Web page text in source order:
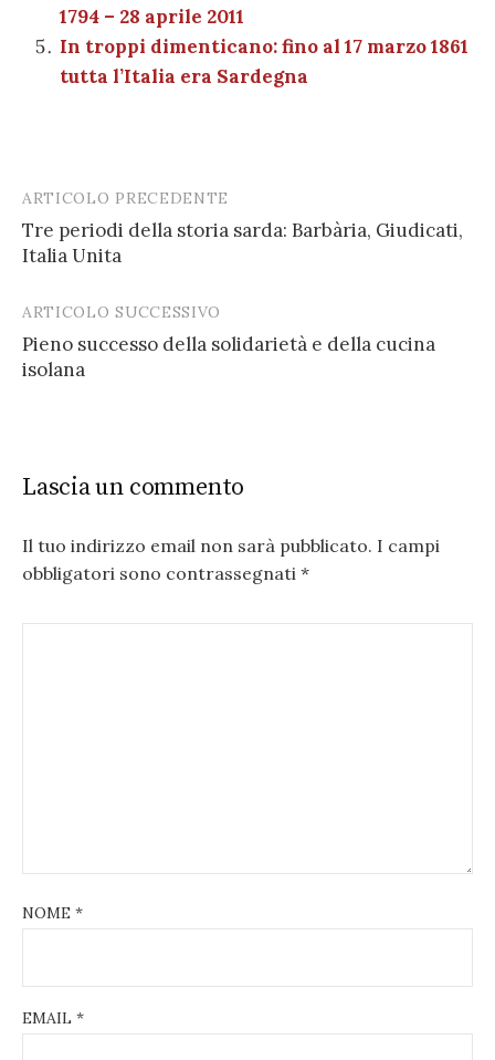
1794 – 28 aprile 2011
In troppi dimenticano: fino al 17 marzo 1861
tutta l’Italia era Sardegna
Post
navigation
ARTICOLO PRECEDENTE
Tre periodi della storia sarda: Barbària, Giudicati,
Italia Unita
ARTICOLO SUCCESSIVO
Pieno successo della solidarietà e della cucina
isolana
Lascia un commento
Il tuo indirizzo email non sarà pubblicato. I campi
obbligatori sono contrassegnati *
NOME *
EMAIL *